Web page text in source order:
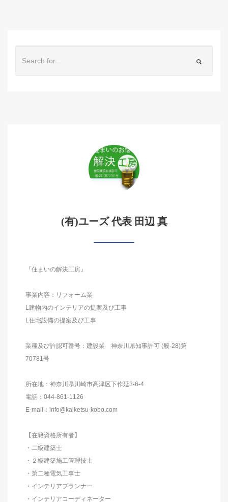
(有)ユーズ 代表 田辺 真
『住まいの解決工房』
事業内容：リフォーム業
L建物内のインテリアの提案及び工事
L住宅設備の提案及び工事
業種及び許認可番号：建設業 神奈川県知事許可 (般-28)第
70781号
所在地：神奈川県川崎市高津区下作延3-6-4
電話：044-861-1126
E-mail：info@kaiketsu-kobo.com
【在籍資格所有者】
・二級建築士
・２級建築施工管理技士
・第二種電気工事士
・インテリアプランナー
・インテリアコーディネーター